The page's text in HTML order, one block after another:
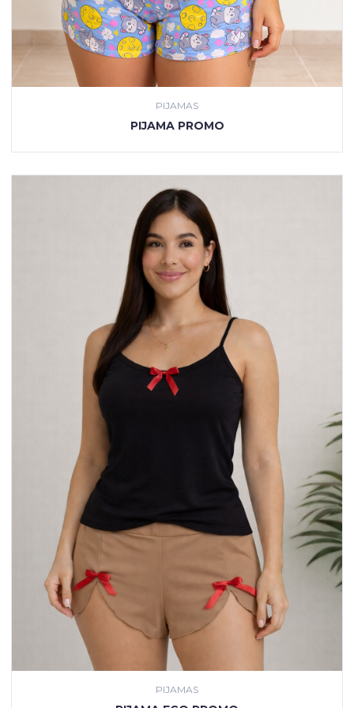
PIJAMAS
PIJAMA PROMO
VER PRODUCTO
PIJAMAS